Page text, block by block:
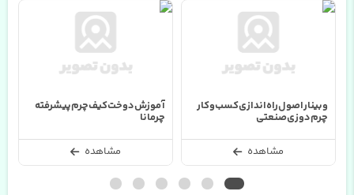
آموزش دوخت کوله پشتی
مشاهده
آموزش دوخت کیف جامدادی
مشاهده